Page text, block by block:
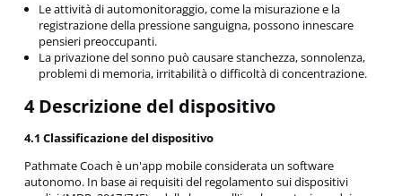
Le attività di automonitoraggio, come la misurazione e la
registrazione della pressione sanguigna, possono innescare
pensieri preoccupanti.
La privazione del sonno può causare stanchezza, sonnolenza,
problemi di memoria, irritabilità o difficoltà di concentrazione.
4 Descrizione del dispositivo
4.1 Classificazione del dispositivo
Pathmate Coach è un'app mobile considerata un software
autonomo. In base ai requisiti del regolamento sui dispositivi